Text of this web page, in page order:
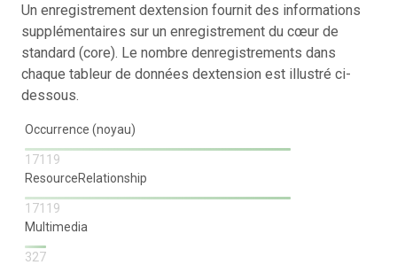
Un enregistrement dextension fournit des informations
supplémentaires sur un enregistrement du cœur de
standard (core). Le nombre denregistrements dans
chaque tableur de données dextension est illustré ci-
dessous.
Occurrence (noyau)
17119
ResourceRelationship
17119
Multimedia
327